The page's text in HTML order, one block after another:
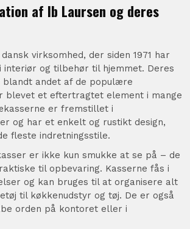
af Ib Laursen og deres
virksomhed, der siden 1971 har
interiør og tilbehør til hjemmet. Deres
andet af de populære
blevet et eftertragtet element i mange
er fremstillet i
og har et enkelt og rustikt design,
fleste indretningsstile.
er ikke kun smukke at se på – de
til opbevaring. Kasserne fås i
og kan bruges til at organisere alt
til køkkenudstyr og tøj. De er også
orden på kontoret eller i